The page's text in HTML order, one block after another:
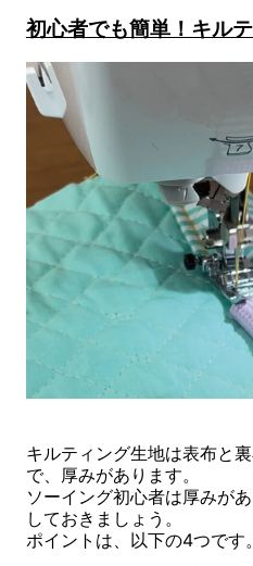
初心者でも簡単！キル
キルティング生地は表布と
で、厚みがあります。
ソーイング初心者は厚みが
しておきましょう。
ポイントは、以下の4つです。